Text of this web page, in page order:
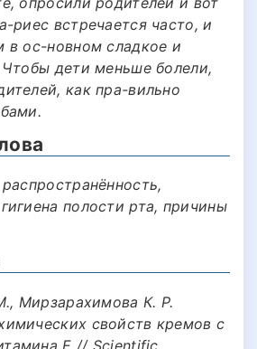
риес встречается часто, и
в ос-новном сладкое и
Чтобы дети меньше болели,
как пра-вильно
полости рта, причины
Мирзарахимова К. Р.
свойств кремов с
Е // Scientific